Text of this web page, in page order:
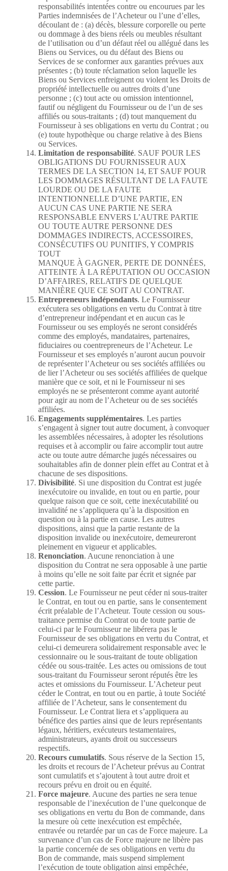
responsabilités intentées contre ou encourues par les
Parties indemnisées de l’Acheteur ou l’une d’elles,
découlant de : (a) décès, blessure corporelle ou perte
ou dommage à des biens réels ou meubles résultant
de l’utilisation ou d’un défaut réel ou allégué dans les
Biens ou Services, ou du défaut des Biens ou
Services de se conformer aux garanties prévues aux
présentes ; (b) toute réclamation selon laquelle les
Biens ou Services enfreignent ou violent les Droits de
propriété intellectuelle ou autres droits d’une
personne ; (c) tout acte ou omission intentionnel,
fautif ou négligent du Fournisseur ou de l’un de ses
affiliés ou sous-traitants ; (d) tout manquement du
Fournisseur à ses obligations en vertu du Contrat ; ou
(e) toute hypothèque ou charge relative à des Biens
ou Services.
Limitation de responsabilité. SAUF POUR LES
OBLIGATIONS DU FOURNISSEUR AUX
TERMES DE LA SECTION 14, ET SAUF POUR
LES DOMMAGES RÉSULTANT DE LA FAUTE
LOURDE OU DE LA FAUTE
INTENTIONNELLE D’UNE PARTIE, EN
AUCUN CAS UNE PARTIE NE SERA
RESPONSABLE ENVERS L’AUTRE PARTIE
OU TOUTE AUTRE PERSONNE DES
DOMMAGES INDIRECTS, ACCESSOIRES,
CONSÉCUTIFS OU PUNITIFS, Y COMPRIS
TOUT
MANQUE À GAGNER, PERTE DE DONNÉES,
ATTEINTE À LA RÉPUTATION OU OCCASION
D’AFFAIRES, RELATIFS DE QUELQUE
MANIÈRE QUE CE SOIT AU CONTRAT.
Entrepreneurs indépendants. Le Fournisseur
exécutera ses obligations en vertu du Contrat à titre
d’entrepreneur indépendant et en aucun cas le
Fournisseur ou ses employés ne seront considérés
comme des employés, mandataires, partenaires,
fiduciaires ou coentrepreneurs de l’Acheteur. Le
Fournisseur et ses employés n’auront aucun pouvoir
de représenter l’Acheteur ou ses sociétés affiliées ou
de lier l’Acheteur ou ses sociétés affiliées de quelque
manière que ce soit, et ni le Fournisseur ni ses
employés ne se présenteront comme ayant autorité
pour agir au nom de l’Acheteur ou de ses sociétés
affiliées.
Engagements supplémentaires. Les parties
s’engagent à signer tout autre document, à convoquer
les assemblées nécessaires, à adopter les résolutions
requises et à accomplir ou faire accomplir tout autre
acte ou toute autre démarche jugés nécessaires ou
souhaitables afin de donner plein effet au Contrat et à
chacune de ses dispositions.
Divisibilité. Si une disposition du Contrat est jugée
inexécutoire ou invalide, en tout ou en partie, pour
quelque raison que ce soit, cette inexécutabilité ou
invalidité ne s’appliquera qu’à la disposition en
question ou à la partie en cause. Les autres
dispositions, ainsi que la partie restante de la
disposition invalide ou inexécutoire, demeureront
pleinement en vigueur et applicables.
Renonciation. Aucune renonciation à une
disposition du Contrat ne sera opposable à une partie
à moins qu’elle ne soit faite par écrit et signée par
cette partie.
Cession. Le Fournisseur ne peut céder ni sous-traiter
le Contrat, en tout ou en partie, sans le consentement
écrit préalable de l’Acheteur. Toute cession ou sous-
traitance permise du Contrat ou de toute partie de
celui-ci par le Fournisseur ne libérera pas le
Fournisseur de ses obligations en vertu du Contrat, et
celui-ci demeurera solidairement responsable avec le
cessionnaire ou le sous-traitant de toute obligation
cédée ou sous-traitée. Les actes ou omissions de tout
sous-traitant du Fournisseur seront réputés être les
actes et omissions du Fournisseur. L’Acheteur peut
céder le Contrat, en tout ou en partie, à toute Société
affiliée de l’Acheteur, sans le consentement du
Fournisseur. Le Contrat liera et s’appliquera au
bénéfice des parties ainsi que de leurs représentants
légaux, héritiers, exécuteurs testamentaires,
administrateurs, ayants droit ou successeurs
respectifs.
Recours cumulatifs. Sous réserve de la Section 15,
les droits et recours de l’Acheteur prévus au Contrat
sont cumulatifs et s’ajoutent à tout autre droit et
recours prévu en droit ou en équité.
Force majeure. Aucune des parties ne sera tenue
responsable de l’inexécution de l’une quelconque de
ses obligations en vertu du Bon de commande, dans
la mesure où cette inexécution est empêchée,
entravée ou retardée par un cas de Force majeure. La
survenance d’un cas de Force majeure ne libère pas
la partie concernée de ses obligations en vertu du
Bon de commande, mais suspend simplement
l’exécution de toute obligation ainsi empêchée,